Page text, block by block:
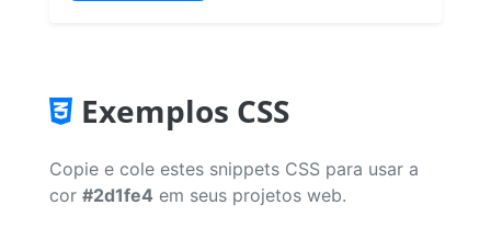
Exemplos CSS
Copie e cole estes snippets CSS para usar a
cor #2d1fe4 em seus projetos web.